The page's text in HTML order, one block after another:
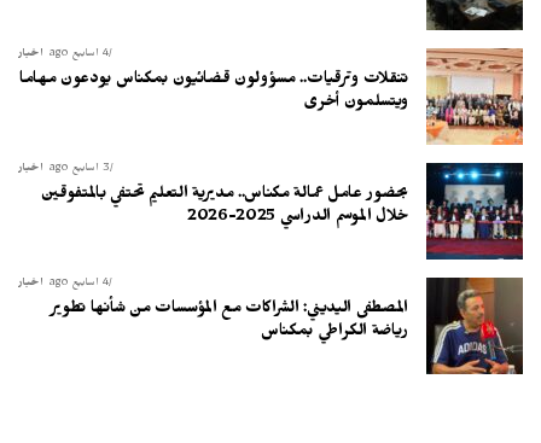
أخبار 4 أسابيع ago
تنقلات وترقيات.. مسؤولون قضائيون بمكناس يودعون مهاما
ويتسلمون أخرى
أخبار 3 أسابيع ago
بحضور عامل عمالة مكناس.. مديرية التعليم تحتفي بالمتفوقين
خلال الموسم الدراسي 2025-2026
أخبار 4 أسابيع ago
المصطفى اليديني: الشراكات مع المؤسسات من شأنها تطوير
رياضة الكراطي بمكناس